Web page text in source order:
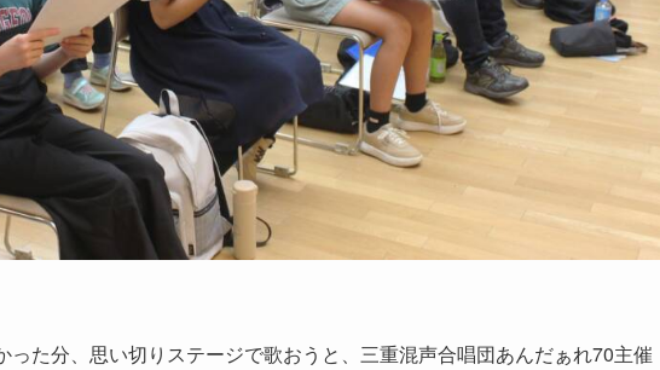
た分、思い切りステージで歌おうと、三重混声合唱団あんだぁれ70主催